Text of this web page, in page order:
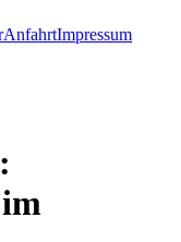
AnfahrtImpressum